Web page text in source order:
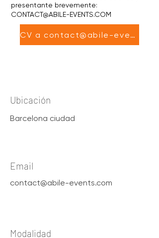
presentante brevemente:
CONTACT@ABILE-EVENTS.COM
CV a contact@abile-events.com
Ubicación
Barcelona ciudad
Email
contact@abile-events.com
Modalidad